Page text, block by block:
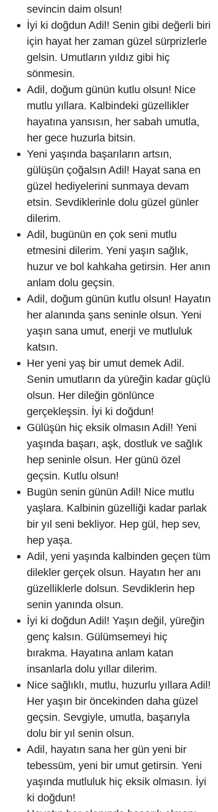
sevincin daim olsun!
İyi ki doğdun Adil! Senin gibi değerli biri
için hayat her zaman güzel sürprizlerle
gelsin. Umutların yıldız gibi hiç
sönmesin.
Adil, doğum günün kutlu olsun! Nice
mutlu yıllara. Kalbindeki güzellikler
hayatına yansısın, her sabah umutla,
her gece huzurla bitsin.
Yeni yaşında başarıların artsın,
gülüşün çoğalsın Adil! Hayat sana en
güzel hediyelerini sunmaya devam
etsin. Sevdiklerinle dolu güzel günler
dilerim.
Adil, bugünün en çok seni mutlu
etmesini dilerim. Yeni yaşın sağlık,
huzur ve bol kahkaha getirsin. Her anın
anlam dolu geçsin.
Adil, doğum günün kutlu olsun! Hayatın
her alanında şans seninle olsun. Yeni
yaşın sana umut, enerji ve mutluluk
katsın.
Her yeni yaş bir umut demek Adil.
Senin umutların da yüreğin kadar güçlü
olsun. Her dileğin gönlünce
gerçekleşsin. İyi ki doğdun!
Gülüşün hiç eksik olmasın Adil! Yeni
yaşında başarı, aşk, dostluk ve sağlık
hep seninle olsun. Her günü özel
geçsin. Kutlu olsun!
Bugün senin günün Adil! Nice mutlu
yaşlara. Kalbinin güzelliği kadar parlak
bir yıl seni bekliyor. Hep gül, hep sev,
hep yaşa.
Adil, yeni yaşında kalbinden geçen tüm
dilekler gerçek olsun. Hayatın her anı
güzelliklerle dolsun. Sevdiklerin hep
senin yanında olsun.
İyi ki doğdun Adil! Yaşın değil, yüreğin
genç kalsın. Gülümsemeyi hiç
bırakma. Hayatına anlam katan
insanlarla dolu yıllar dilerim.
Nice sağlıklı, mutlu, huzurlu yıllara Adil!
Her yaşın bir öncekinden daha güzel
geçsin. Sevgiyle, umutla, başarıyla
dolu bir yıl senin olsun.
Adil, hayatın sana her gün yeni bir
tebessüm, yeni bir umut getirsin. Yeni
yaşında mutluluk hiç eksik olmasın. İyi
ki doğdun!